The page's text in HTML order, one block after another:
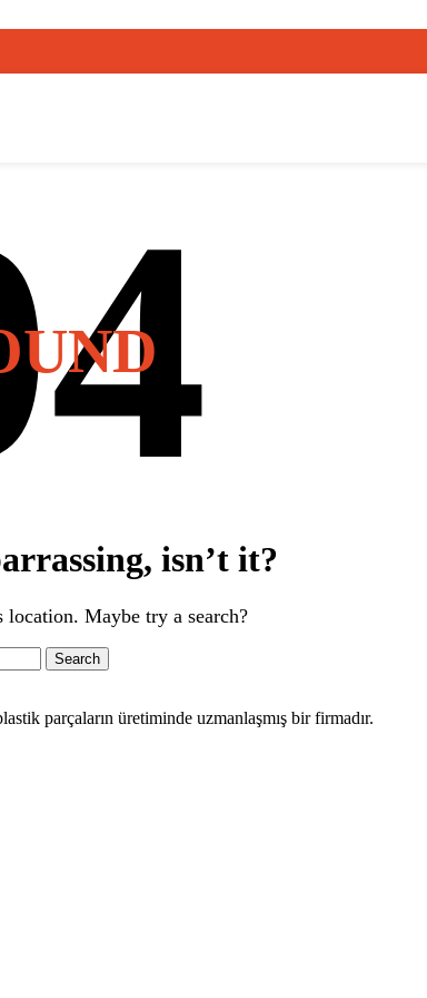
isn’t it?
Maybe try a search?
Search
parçaların üretiminde uzmanlaşmış bir firmadır.